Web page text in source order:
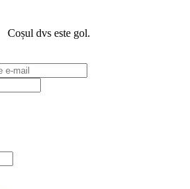
Coșul dvs este gol.